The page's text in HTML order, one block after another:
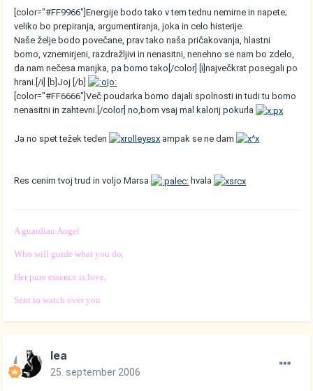
[color="#FF9966"]Energije bodo tako v tem tednu nemirne in napete;
veliko bo prepiranja, argumentiranja, joka in celo histerije.
Naše želje bodo povečane, prav tako naša pričakovanja, hlastni
bomo, vznemirjeni, razdražljivi in nenasitni, nenehno se nam bo zdelo,
da nam nečesa manjka, pa bomo tako[/color] [i]največkrat posegali po
hrani.[/i] [b]Joj [/b]
[color="#FF6666"]Več poudarka bomo dajali spolnosti in tudi tu bomo
nenasitni in zahtevni.[/color] no,bom vsaj mal kalorij pokurla
Ja no spet težek teden ampak se ne dam
Res cenim tvoj trud in voljo Marsa hvala
A guardian Angel
Who will guide what you do,
Her pure essence is love,
Sent to watch over you
lea
25. september 2006